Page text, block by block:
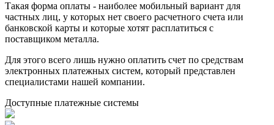
Такая форма оплаты - наиболее мобильный вариант для
частных лиц, у которых нет своего расчетного счета или
банковской карты и которые хотят расплатиться с
поставщиком металла.
Для этого всего лишь нужно оплатить счет по средствам
электронных платежных систем, который представлен
специалистами нашей компании.
Доступные платежные системы